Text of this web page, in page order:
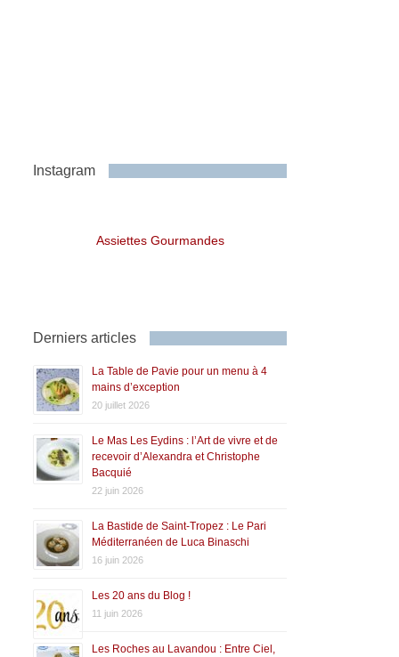
Instagram
Assiettes Gourmandes
Derniers articles
La Table de Pavie pour un menu à 4
mains d’exception
20 juillet 2026
Le Mas Les Eydins : l’Art de vivre et de
recevoir d’Alexandra et Christophe
Bacquié
22 juin 2026
La Bastide de Saint-Tropez : Le Pari
Méditerranéen de Luca Binaschi
16 juin 2026
Les 20 ans du Blog !
11 juin 2026
Les Roches au Lavandou : Entre Ciel,